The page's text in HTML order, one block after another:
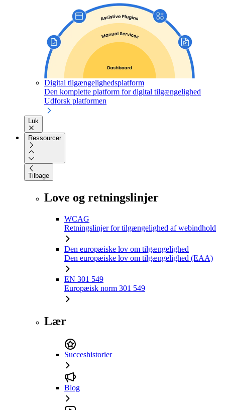
Digital tilgængelighedsplatform
Den komplette platform for digital tilgængelighed
Udforsk platformen
Luk
Ressourcer
Tilbage
Love og retningslinjer
WCAG
Retningslinjer for tilgængelighed af webindhold
Den europæiske lov om tilgængelighed
Den europæiske lov om tilgængelighed (EAA)
EN 301 549
Europæisk norm 301 549
Lær
Succeshistorier
Blog